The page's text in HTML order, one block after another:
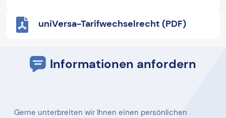
uniVersa-Tarifwechselrecht (PDF)
Informationen anfordern
Gerne unterbreiten wir Ihnen einen persönlichen